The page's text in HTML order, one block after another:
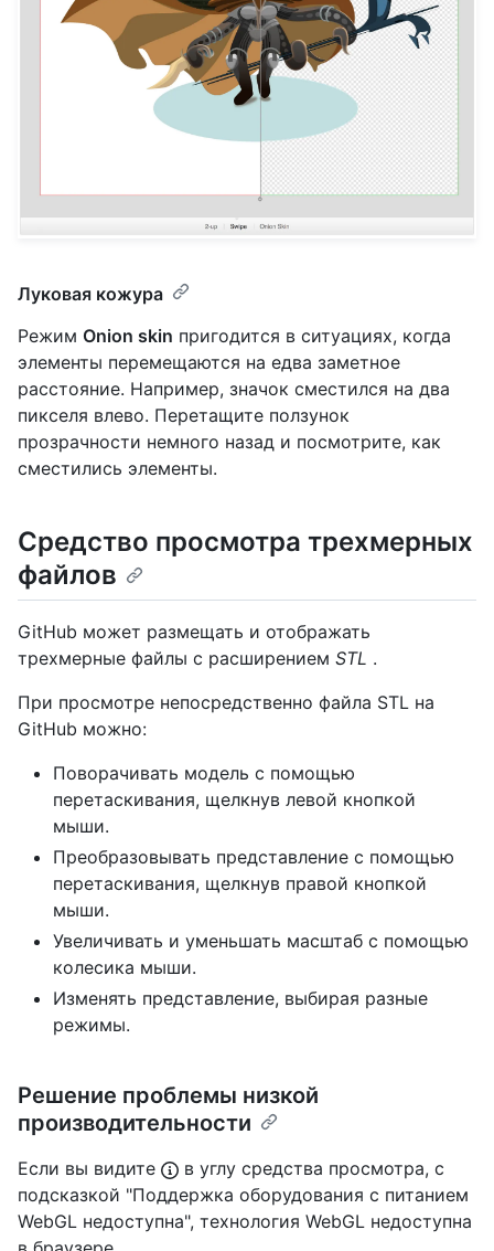
Луковая кожура
Режим Onion skin пригодится в ситуациях, когда
элементы перемещаются на едва заметное
расстояние. Например, значок сместился на два
пикселя влево. Перетащите ползунок
прозрачности немного назад и посмотрите, как
сместились элементы.
Средство просмотра трехмерных
файлов
GitHub может размещать и отображать
трехмерные файлы с расширением STL .
При просмотре непосредственно файла STL на
GitHub можно:
Поворачивать модель с помощью
перетаскивания, щелкнув левой кнопкой
мыши.
Преобразовывать представление с помощью
перетаскивания, щелкнув правой кнопкой
мыши.
Увеличивать и уменьшать масштаб с помощью
колесика мыши.
Изменять представление, выбирая разные
режимы.
Решение проблемы низкой
производительности
Если вы видите
в углу средства просмотра, с
подсказкой "Поддержка оборудования с питанием
WebGL недоступна", технология WebGL недоступна